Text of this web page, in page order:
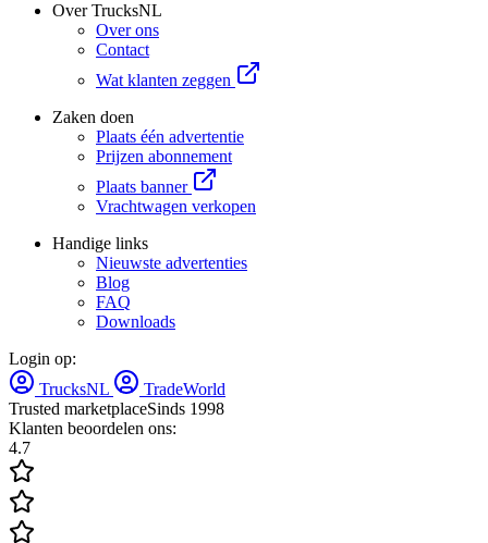
Over TrucksNL
Over ons
Contact
Wat klanten zeggen
Zaken doen
Plaats één advertentie
Prijzen abonnement
Plaats banner
Vrachtwagen verkopen
Handige links
Nieuwste advertenties
Blog
FAQ
Downloads
Login op:
TrucksNL
TradeWorld
Trusted marketplaceSinds 1998
Klanten beoordelen ons:
4.7